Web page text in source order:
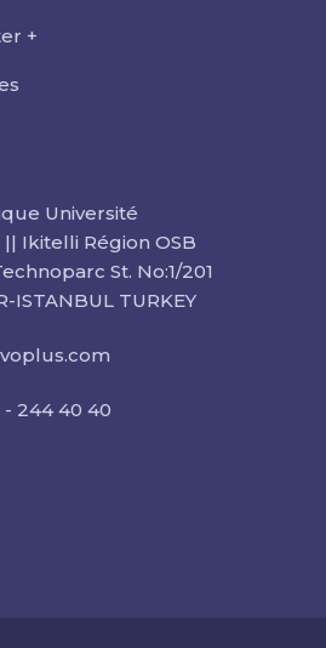
+
Université
Ikitelli Région OSB
St. No:1/201
ISTANBUL TURKEY
- 244 40 40